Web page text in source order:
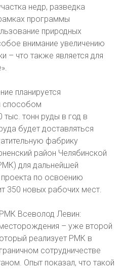
недр, разведка
программы
природных
внимание увеличению
– что также является для
планируется
способом
тыс. тонн руды в год в
будет доставляться
фабрику
район Челябинской
для дальнейшей
по освоению
350 новых рабочих мест.
Всеволод Левин:
– уже второй
реализует РМК в
сотрудничестве
Опыт показал, что такой